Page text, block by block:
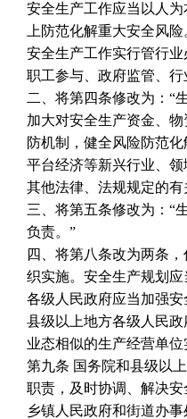
安全生产工作应当以人
上防范化解重大安全风险
安全生产工作实行管行
职工参与、政府监管、
二、将第四条修改为：“
加大对安全生产资金、
防机制，健全风险防范
平台经济等新兴行业、
其他法律、法规规定的
三、将第五条修改为：“
负责。”
四、将第八条改为两条
织实施。安全生产规划
各级人民政府应当加强
县级以上地方各级人民
业态相似的生产经营单位
第九条 国务院和县级以
职责，及时协调、解决
乡镇人民政府和街道办